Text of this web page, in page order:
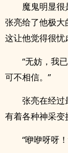
魔鬼明显很
张亮给了他极大
这让他觉得很忧
“无妨，我
可不相信。”
张亮在经过
有着各种神采变
“咿咿呀呀